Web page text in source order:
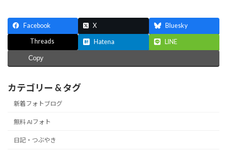
Facebook X Bluesky
Threads Hatena LINE
Copy
カテゴリー & タグ
新着フォトブログ
無料 AIフォト
日記・つぶやき